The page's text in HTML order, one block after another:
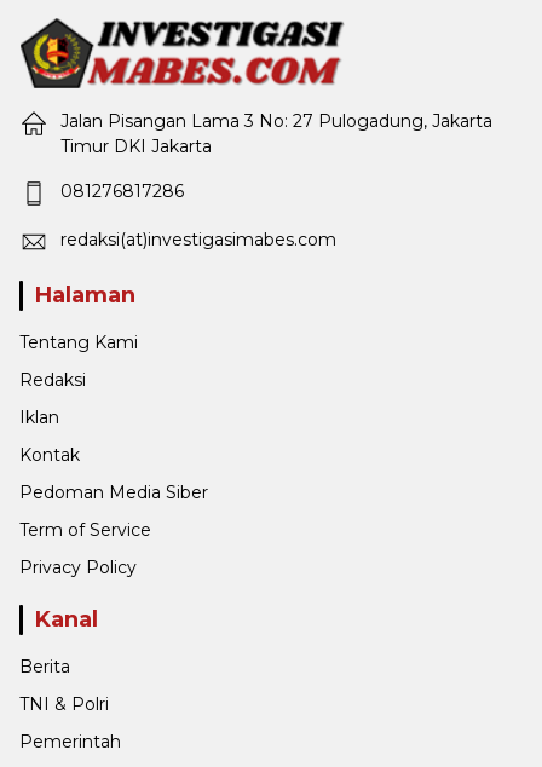
Jalan Pisangan Lama 3 No: 27 Pulogadung, Jakarta
Timur DKI Jakarta
081276817286
redaksi(at)investigasimabes.com
Halaman
Tentang Kami
Redaksi
Iklan
Kontak
Pedoman Media Siber
Term of Service
Privacy Policy
Kanal
Berita
TNI & Polri
Pemerintah